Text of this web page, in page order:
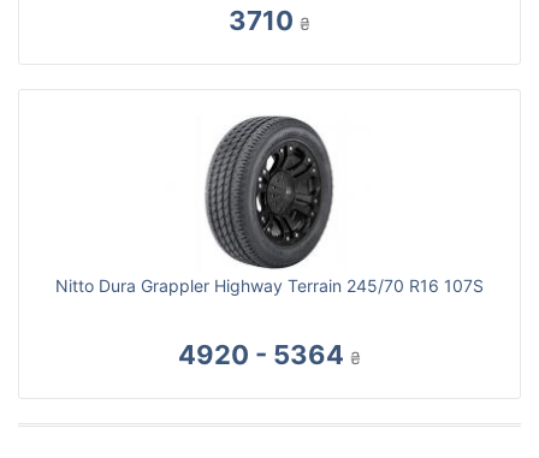
3710 ₴
Nitto Dura Grappler Highway Terrain 245/70 R16 107S
4920 - 5364 ₴